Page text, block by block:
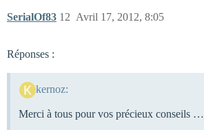
SerialOf83 Avril 17, 2012, 8:05
12
Réponses :
kernoz:
Merci à tous pour vos précieux conseils …